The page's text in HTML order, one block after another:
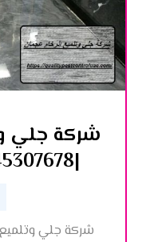
شركة جلي
|0545307678| تلميع البلاط
شركة جلي